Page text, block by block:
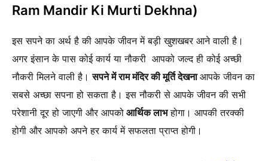
Ram Mandir Ki Murti Dekhna)
इस सपने का अर्थ है की आपके जीवन में बड़ी खुशखबर आने वाली है।
अगर इंसान के पास कोई कार्य या नौकरी आपको जल्द ही कोई अच्छी
नौकरी मिलने वाली है।सपने में राम मंदिर की मूर्ति देखनाआपके जीवन का
सबसे अच्छा सपना हो सकता है। इस नौकरी से आपके जीवन की सभी
परेशानी दूर हो जाएगी और आपको आर्थिक लाभहोगा। आपकी तरक्की
होगी और आपको अपने हर कार्य में सफलता प्राप्त होगी।